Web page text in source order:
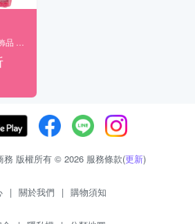
務 版權所有 © 2026 服務條款(更新)
| 關於我們 | 購物須知